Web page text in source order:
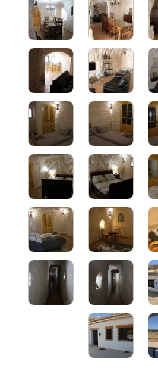
VPC